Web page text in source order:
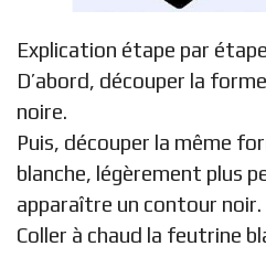
Explication étape par
D’abord, découper la
noire.
Puis, découper la même
blanche, légèrement plus
apparaître un contour noir.
Coller à chaud la feutrine